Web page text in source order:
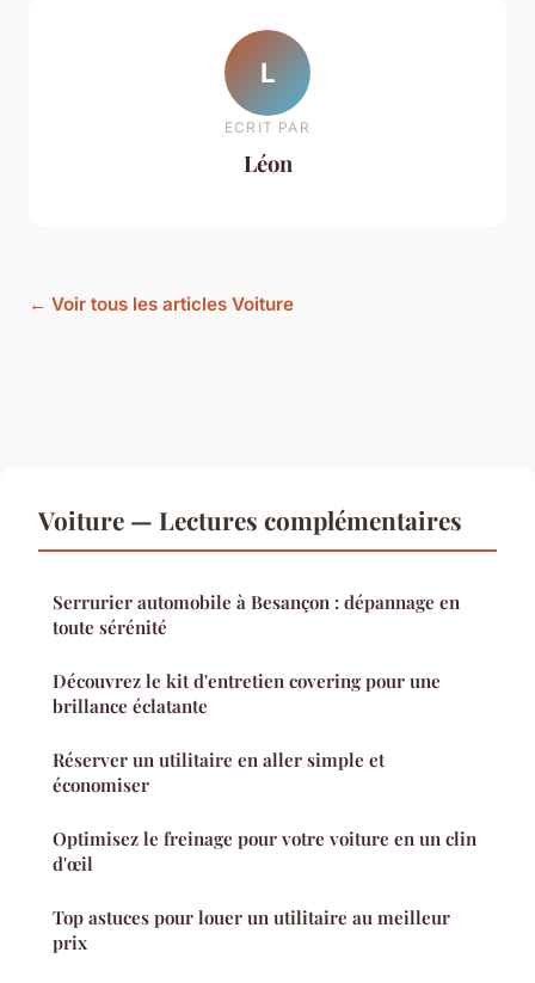
L
ECRIT PAR
Léon
← Voir tous les articles Voiture
Voiture — Lectures complémentaires
Serrurier automobile à Besançon : dépannage en
toute sérénité
Découvrez le kit d'entretien covering pour une
brillance éclatante
Réserver un utilitaire en aller simple et
économiser
Optimisez le freinage pour votre voiture en un clin
d'œil
Top astuces pour louer un utilitaire au meilleur
prix